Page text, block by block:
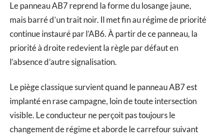
Le panneau AB7 reprend la forme du losange jaune,
mais barré d’un trait noir. Il met fin au régime de priorité
continue instauré par l’AB6. À partir de ce panneau, la
priorité à droite redevient la règle par défaut en
l’absence d’autre signalisation.
Le piège classique survient quand le panneau AB7 est
implanté en rase campagne, loin de toute intersection
visible. Le conducteur ne perçoit pas toujours le
changement de régime et aborde le carrefour suivant